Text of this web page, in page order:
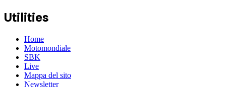
Utilities
Home
Motomondiale
SBK
Live
Mappa del sito
Newsletter